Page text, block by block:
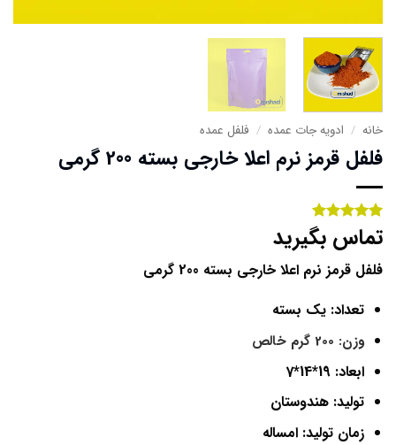
خانه / ادویه جات عمده / فلفل عمده
فلفل قرمز نرم اعلا خارجی بسته 200 گرمی
امتیاز
از
5 امتیاز
1
تماس بگیرید
فلفل قرمز نرم اعلا خارجی بسته 200 گرمی
تعداد: یک بسته
وزن: 200 گرم خالص
ابعاد: 19*14*7
تولید: هندوستان
زمان تولید: امساله